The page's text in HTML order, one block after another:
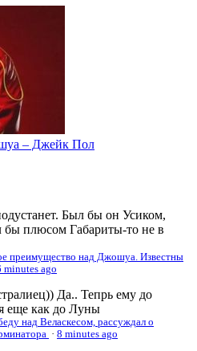
– Джейк Пол
Был бы он Усиком,
бы плюсом Габариты-то не в
преимущество над Джошуа. Известны
minutes ago
Да.. Тепрь ему до
еще как до Луны
над Веласкесом, рассуждал о
· 8 minutes ago